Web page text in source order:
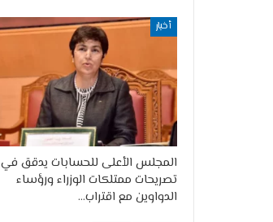
أخبار
المجلس الأعلى للحسابات يدقق في
تصريحات ممتلكات الوزراء ورؤساء
الدواوين مع اقتراب…